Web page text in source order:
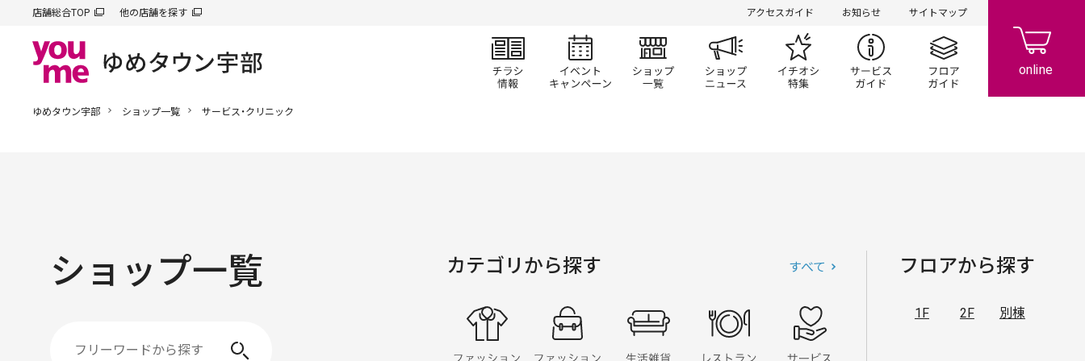
店舗総合TOP 他の店舗を探す アクセスガイド お知らせ サイトマップ
チラシ情報 イベント/キャンペーン
ショップ一覧 ショップニュースイチオシ特集 サービスガイドフロアガイド
ゆめタウン宇部 ショップ一覧 サービス・クリニック
ショップ一覧 カテゴリから探す
ファッション ファッショングッズ
生活雑貨 レストラン・フードサービス・クリニック
すべて フロアから探す
1F 2F 別棟